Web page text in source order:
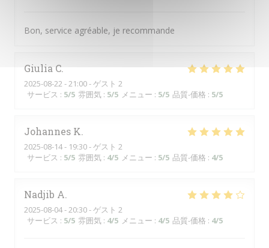
Bon, service agréable, je recommande
Giulia C
2025-08-22 - 21:00 - ゲスト 2
サービス : 5/5 雰囲気 : 5/5 メニュー : 5/5 品質-価格 : 5/5
Johannes K
2025-08-14- 19:30 - ゲスト 2
サービス : 5/5 雰囲気 : 4/5 メニュー : 5/5 品質-価格 : 4/5
Nadjib A
2025-08-04- 20:30 - ゲスト 2
サービス : 5/5 雰囲気 : 4/5 メニュー : 4/5 品質-価格 : 4/5